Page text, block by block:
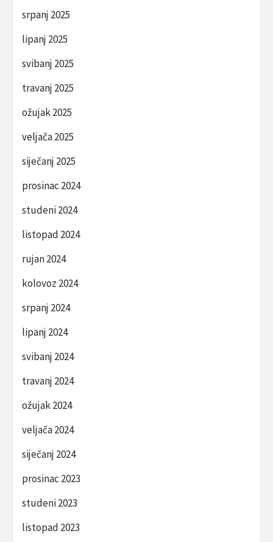
srpanj 2025
lipanj 2025
svibanj 2025
travanj 2025
ožujak 2025
veljača 2025
siječanj 2025
prosinac 2024
studeni 2024
listopad 2024
rujan 2024
kolovoz 2024
srpanj 2024
lipanj 2024
svibanj 2024
travanj 2024
ožujak 2024
veljača 2024
siječanj 2024
prosinac 2023
studeni 2023
listopad 2023